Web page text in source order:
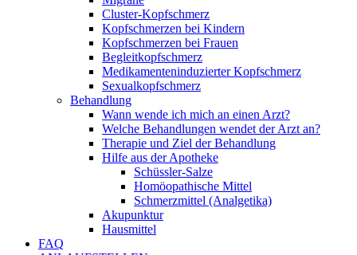
Cluster-Kopfschmerz
Kopfschmerzen bei Kindern
Kopfschmerzen bei Frauen
Begleitkopfschmerz
Medikamenteninduzierter Kopfschmerz
Sexualkopfschmerz
Behandlung
Wann wende ich mich an einen Arzt?
Welche Behandlungen wendet der Arzt an?
Therapie und Ziel der Behandlung
Hilfe aus der Apotheke
Schüssler-Salze
Homöopathische Mittel
Schmerzmittel (Analgetika)
Akupunktur
Hausmittel
FAQ